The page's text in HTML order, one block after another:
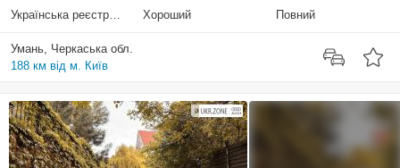
Українська реєстрація
Хороший Повний
Умань, Черкаська обл.
188 км від м. Київ